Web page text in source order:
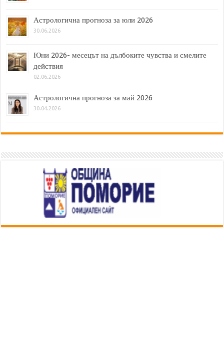
Астрологична прогноза за юли 2026
30.06.2026
Юни 2026- месецът на дълбоките чувства и смелите
действия
02.06.2026
Астрологична прогноза за май 2026
30.04.2026